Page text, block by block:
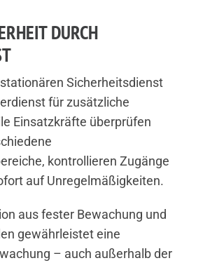
DURCH
Sicherheitsdienst
für zusätzliche
Einsatzkräfte überprüfen
kontrollieren Zugänge
auf Unregelmäßigkeiten.
aus fester Bewachung und
gewährleistet eine
– auch außerhalb der